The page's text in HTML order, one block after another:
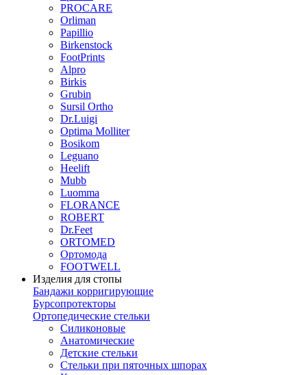
PROCARE
Orliman
Papillio
Birkenstock
FootPrints
Alpro
Birkis
Grubin
Sursil Ortho
Dr.Luigi
Optima Molliter
Bosikom
Leguano
Heelift
Mubb
Luomma
FLORANCE
ROBERT
Dr.Feet
ORTOMED
Ортомода
FOOTWELL
Изделия для стопы
Бандажи корригирующие
Бурсопротекторы
Ортопедические стельки
Силиконовые
Анатомические
Детские стельки
Стельки при пяточных шпорах